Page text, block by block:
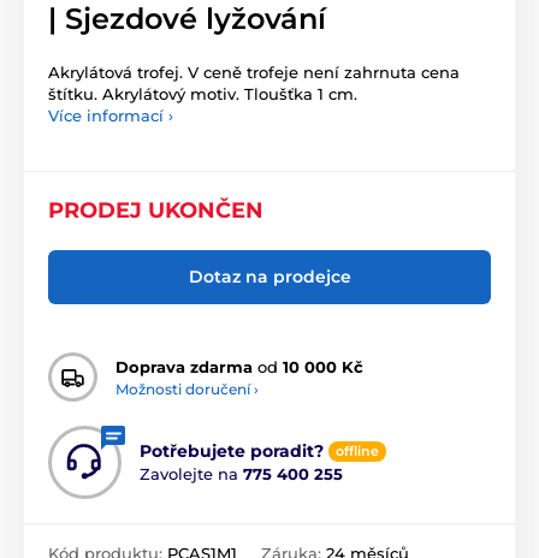
| Sjezdové lyžování
Akrylátová trofej. V ceně trofeje není zahrnuta cena
štítku. Akrylátový motiv. Tloušťka 1 cm.
Více informací ›
PRODEJ UKONČEN
Dotaz na prodejce
Doprava zdarma od 10 000 Kč
Možnosti doručení ›
Potřebujete poradit? offline
Zavolejte na 775 400 255
Kód produktu: PCAS1M1 Záruka: 24 měsíců